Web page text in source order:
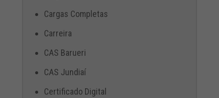
Cargas Completas
Carreira
CAS Barueri
CAS Jundiaí
Certificado Digital